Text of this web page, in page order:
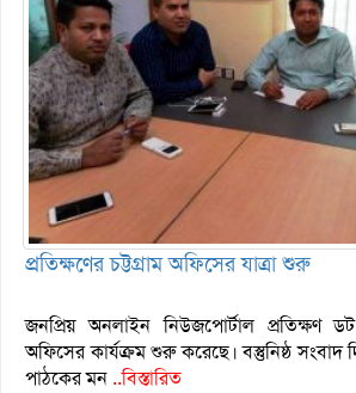
প্রতিক্ষণের চট্টগ্রাম অফিসের যাত্রা শুরু
জনপ্রিয় অনলাইন নিউজপোর্টাল প্রতিক্ষণ
অফিসের কার্যক্রম শুরু করেছে। বস্তুনিষ্ঠ সংবাদ
পাঠকের মন ..বিস্তারিত